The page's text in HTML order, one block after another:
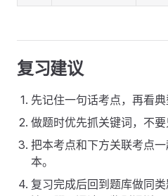
复习建议
先记住一句话考点，再看典
做题时优先抓关键词，不要
把本考点和下方关联考点
本。
复习完成后回到题库做同